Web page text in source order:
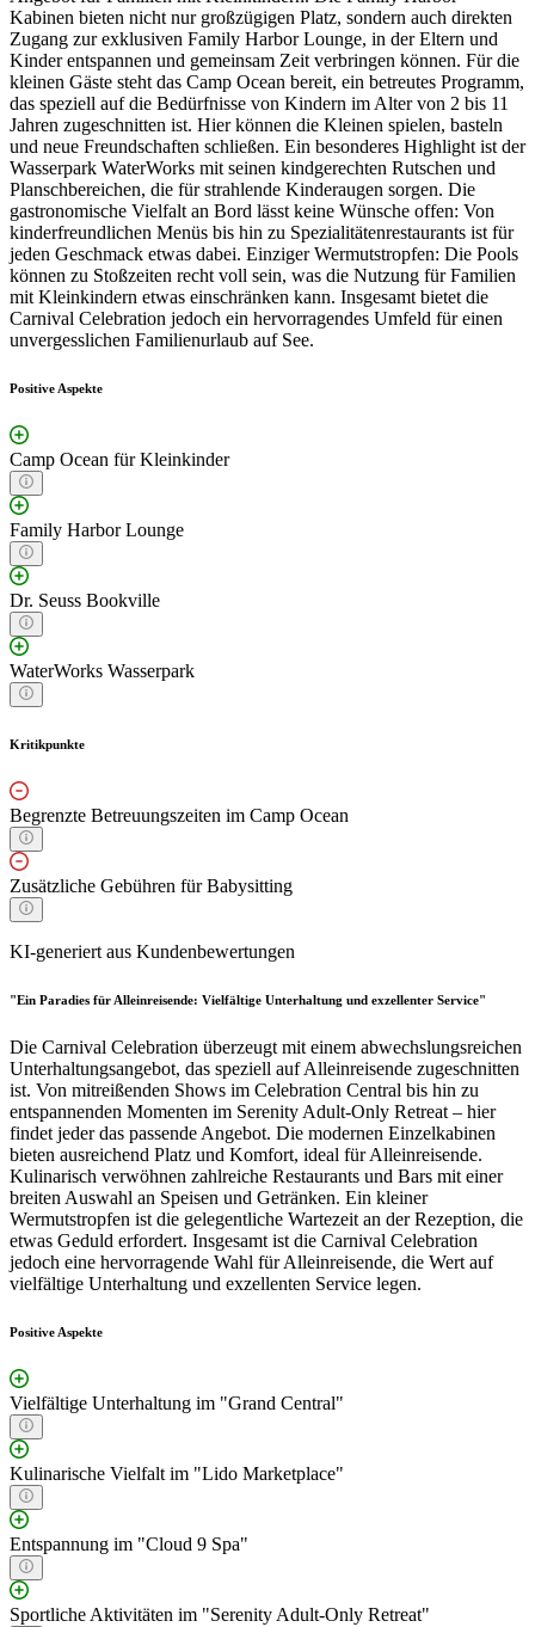
Kabinen bieten nicht nur großzügigen Platz, sondern auch direkten
Zugang zur exklusiven Family Harbor Lounge, in der Eltern und
Kinder entspannen und gemeinsam Zeit verbringen können. Für die
kleinen Gäste steht das Camp Ocean bereit, ein betreutes Programm,
das speziell auf die Bedürfnisse von Kindern im Alter von 2 bis 11
Jahren zugeschnitten ist. Hier können die Kleinen spielen, basteln
und neue Freundschaften schließen. Ein besonderes Highlight ist der
Wasserpark WaterWorks mit seinen kindgerechten Rutschen und
Planschbereichen, die für strahlende Kinderaugen sorgen. Die
gastronomische Vielfalt an Bord lässt keine Wünsche offen: Von
kinderfreundlichen Menüs bis hin zu Spezialitätenrestaurants ist für
jeden Geschmack etwas dabei. Einziger Wermutstropfen: Die Pools
können zu Stoßzeiten recht voll sein, was die Nutzung für Familien
mit Kleinkindern etwas einschränken kann. Insgesamt bietet die
Carnival Celebration jedoch ein hervorragendes Umfeld für einen
unvergesslichen Familienurlaub auf See.
Positive Aspekte
Camp Ocean für Kleinkinder
Family Harbor Lounge
Dr. Seuss Bookville
WaterWorks Wasserpark
Kritikpunkte
Begrenzte Betreuungszeiten im Camp Ocean
Zusätzliche Gebühren für Babysitting
KI-generiert aus Kundenbewertungen
"Ein Paradies für Alleinreisende: Vielfältige Unterhaltung und exzellenter Service"
Die Carnival Celebration überzeugt mit einem abwechslungsreichen
Unterhaltungsangebot, das speziell auf Alleinreisende zugeschnitten
ist. Von mitreißenden Shows im Celebration Central bis hin zu
entspannenden Momenten im Serenity Adult-Only Retreat – hier
findet jeder das passende Angebot. Die modernen Einzelkabinen
bieten ausreichend Platz und Komfort, ideal für Alleinreisende.
Kulinarisch verwöhnen zahlreiche Restaurants und Bars mit einer
breiten Auswahl an Speisen und Getränken. Ein kleiner
Wermutstropfen ist die gelegentliche Wartezeit an der Rezeption, die
etwas Geduld erfordert. Insgesamt ist die Carnival Celebration
jedoch eine hervorragende Wahl für Alleinreisende, die Wert auf
vielfältige Unterhaltung und exzellenten Service legen.
Positive Aspekte
Vielfältige Unterhaltung im "Grand Central"
Kulinarische Vielfalt im "Lido Marketplace"
Entspannung im "Cloud 9 Spa"
Sportliche Aktivitäten im "Serenity Adult-Only Retreat"